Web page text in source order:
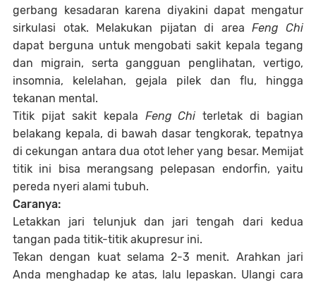
gerbang kesadaran karena diyakini dapat mengatur
sirkulasi otak. Melakukan pijatan di areaFeng Chi
dapat berguna untuk mengobati sakit kepala tegang
dan migrain, serta gangguan penglihatan, vertigo,
insomnia, kelelahan, gejala pilek dan flu, hingga
tekanan mental.
Titik pijat sakit kepala Feng Chi terletak di bagian
belakang kepala, di bawah dasar tengkorak, tepatnya
di cekungan antara dua otot leher yang besar. Memijat
titik ini bisa merangsang pelepasan endorfin, yaitu
pereda nyeri alami tubuh.
Caranya:
Letakkan jari telunjuk dan jari tengah dari kedua
tangan pada titik-titik akupresur ini.
Tekan dengan kuat selama 2-3 menit. Arahkan jari
Anda menghadap ke atas, lalu lepaskan. Ulangi cara